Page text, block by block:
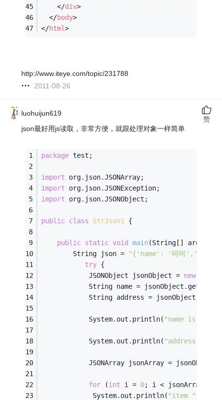
</div>
</body>
</html>
http://www.iteye.com/topic/231788
2011-08-26
luohuijun619
json最好用js读取，非常方便，就跟处理对象一样简单
package test;
import org.json.JSONArray;
import org.json.JSONException;
import org.json.JSONObject;
public class StrJson1 {
public static void main(String[] args)
		String json =
"{'name': '呵呵
try {
		    JSONObject jsonObject =
new
String name =
String address =
		    System.out.println(
"name is:"
		    System.out.println(
"address is:"
JSONArray jsonArray =
for (int i = 0; i <
		     System.out.println(
"item "
赞